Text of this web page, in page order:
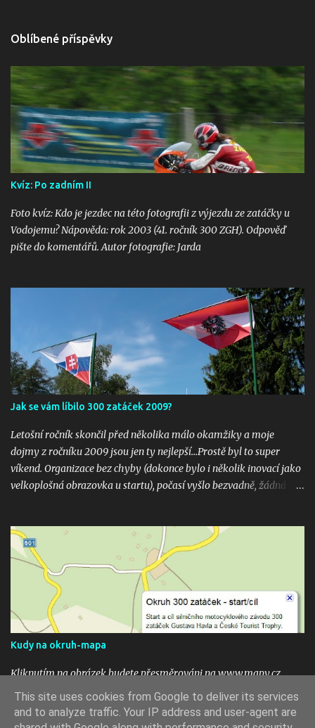
Oblíbené příspěvky
Kvíz: Po zadním II
Foto kvíz: Kdo je jezdec na této fotografii z výjezdu ze zatáčky u
Vodojemu? Nápověda: rok 2003 (41. ročník 300 ZGH). Odpověď
pište do komentářů. Autor fotografie: Jarda
Jak se vám líbilo 300 zatáček 2009?
Letošní ročník skončil před několika málo okamžiky a moje
dojmy z ročníku 2009 jsou jen ty nejlepší...Prostě byl to super
víkend. Organizace bez chyby (dokonce bylo i několik inovací jako
velkoplošná obrazovka u startu), počasí vyšlo bezvadně, žádná
email 300zatacek@gmail.com a podělte se s ostatními, budou
uveřejněny na těchto stránkých. Dík. A jak se líbily Zatáčky vám?
Pište do komentářů...
Kudy na okruh-mapa
Kliknutím na obrázek budete přesměrováni na www.mapy.cz,
start okruhu je vyznačen na mapě ikonou. To see the map click the
image.
This site uses cookies from Google to deliver its services
and to analyze traffic. Your IP address and user-agent are